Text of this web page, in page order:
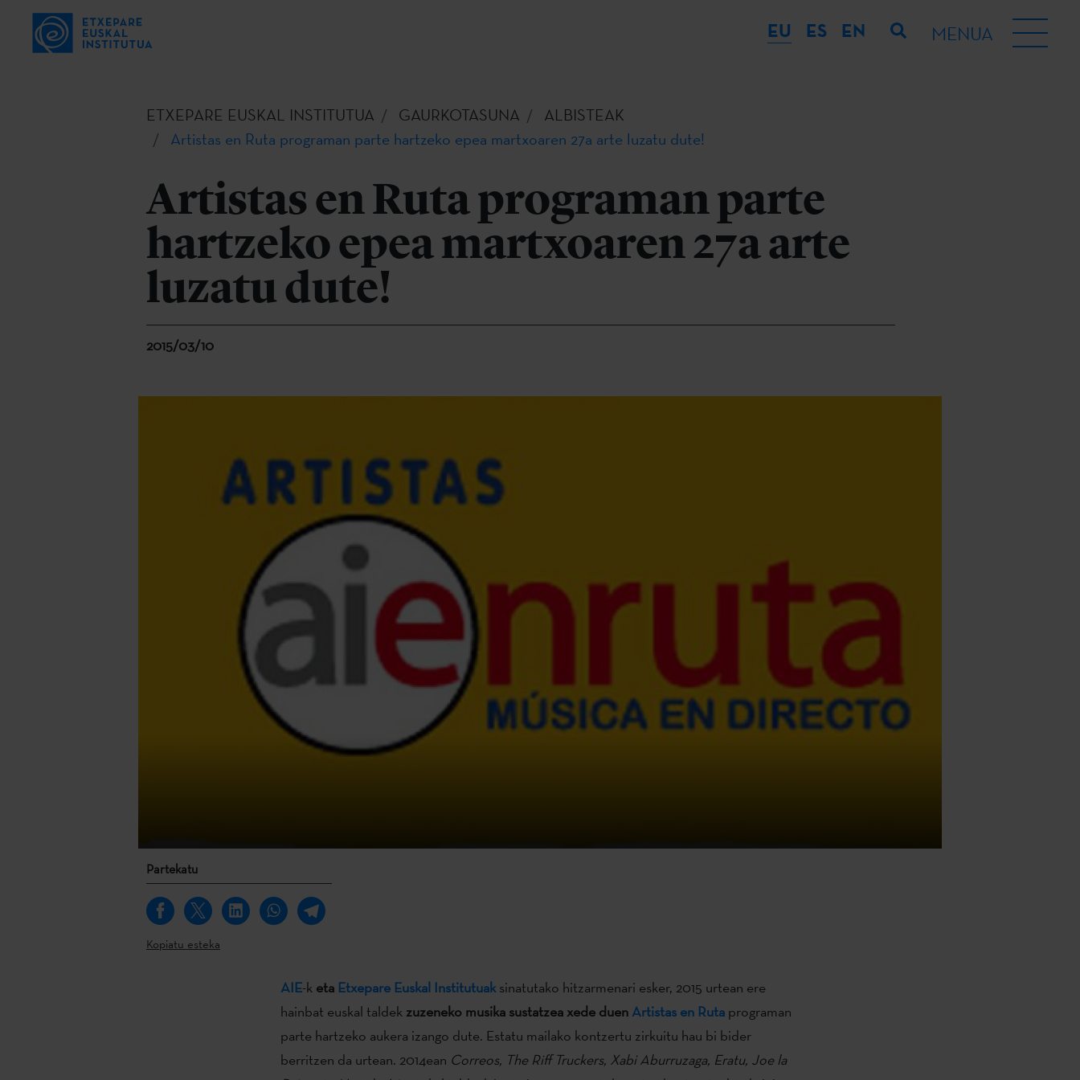
EU ES EN MENUA
ETXEPARE EUSKAL INSTITUTUA GAURKOTASUNA
ALBISTEAK
Artistas en Ruta programan parte hartzeko epea martxoaren 27a arte luzatu dute!
Artistas en Ruta programan parte
hartzeko epea martxoaren 27a arte
luzatu dute!
2015/03/10
Partekatu
Kopiatu esteka
AIE-k eta Etxepare Euskal Institutuaksinatutako hitzarmenari esker, 2015 urtean ere
hainbat euskal taldek zuzeneko musika sustatzea xede duen Artistas en Rutaprograman
parte hartzeko aukera izango dute. Estatu mailako kontzertu zirkuitu hau bi bider
berritzen da urtean. 2014ean Correos, The Riff Truckers, Xabi Aburruzaga, Eratu, Joe la